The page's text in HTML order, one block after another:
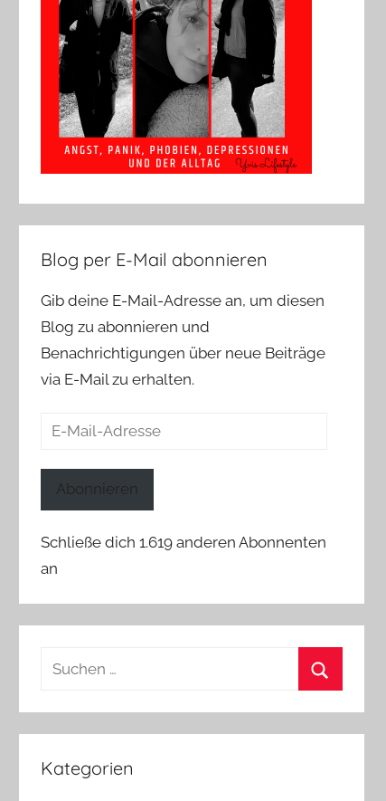
Blog per E-Mail abonnieren
Gib deine E-Mail-Adresse an, um diesen
Blog zu abonnieren und
Benachrichtigungen über neue Beiträge
via E-Mail zu erhalten.
E-
Abonnieren
Schließe dich 1.619 anderen Abonnenten
an
Suchen
Kategorien